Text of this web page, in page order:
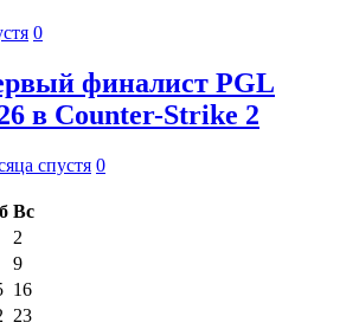
0
финалист PGL
в Counter-Strike 2
спустя 0
Вс
2
9
16
23